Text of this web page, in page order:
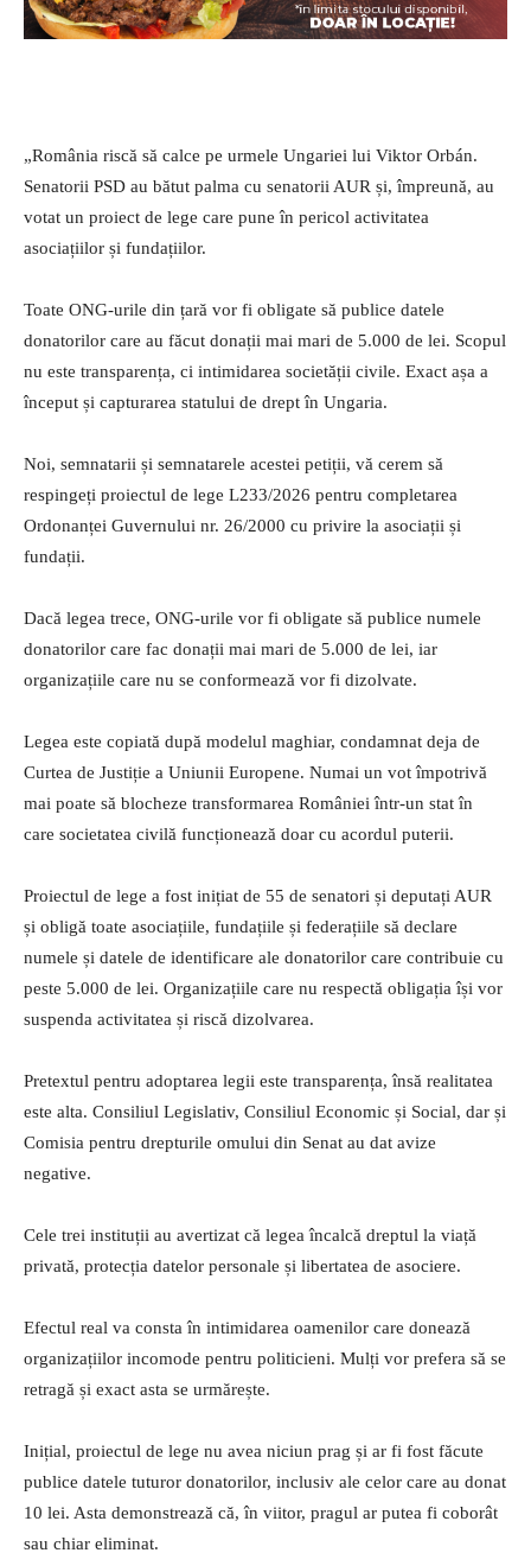
„România riscă să calce pe urmele Ungariei lui Viktor Orbán.
Senatorii PSD au bătut palma cu senatorii AUR și, împreună, au
votat un proiect de lege care pune în pericol activitatea
asociațiilor și fundațiilor.
Toate ONG-urile din țară vor fi obligate să publice datele
donatorilor care au făcut donații mai mari de 5.000 de lei. Scopul
nu este transparența, ci intimidarea societății civile. Exact așa a
început și capturarea statului de drept în Ungaria.
Noi, semnatarii și semnatarele acestei petiții, vă cerem să
respingeți proiectul de lege L233/2026 pentru completarea
Ordonanței Guvernului nr. 26/2000 cu privire la asociații și
fundații.
Dacă legea trece, ONG-urile vor fi obligate să publice numele
donatorilor care fac donații mai mari de 5.000 de lei, iar
organizațiile care nu se conformează vor fi dizolvate.
Legea este copiată după modelul maghiar, condamnat deja de
Curtea de Justiție a Uniunii Europene. Numai un vot împotrivă
mai poate să blocheze transformarea României într-un stat în
care societatea civilă funcționează doar cu acordul puterii.
Proiectul de lege a fost inițiat de 55 de senatori și deputați AUR
și obligă toate asociațiile, fundațiile și federațiile să declare
numele și datele de identificare ale donatorilor care contribuie cu
peste 5.000 de lei. Organizațiile care nu respectă obligația își vor
suspenda activitatea și riscă dizolvarea.
Pretextul pentru adoptarea legii este transparența, însă realitatea
este alta. Consiliul Legislativ, Consiliul Economic și Social, dar și
Comisia pentru drepturile omului din Senat au dat avize
negative.
Cele trei instituții au avertizat că legea încalcă dreptul la viață
privată, protecția datelor personale și libertatea de asociere.
Efectul real va consta în intimidarea oamenilor care donează
organizațiilor incomode pentru politicieni. Mulți vor prefera să se
retragă și exact asta se urmărește.
Inițial, proiectul de lege nu avea niciun prag și ar fi fost făcute
publice datele tuturor donatorilor, inclusiv ale celor care au donat
10 lei. Asta demonstrează că, în viitor, pragul ar putea fi coborât
sau chiar eliminat.